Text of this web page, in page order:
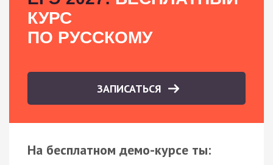
КУРС
ПО РУССКОМУ
ЗАПИСАТЬСЯ
На бесплатном демо-курсе ты: